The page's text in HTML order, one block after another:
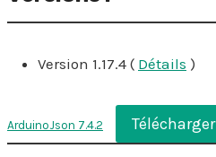
Version 1.17.4 ( Détails )
ArduinoJson 7.4.2 Télécharger